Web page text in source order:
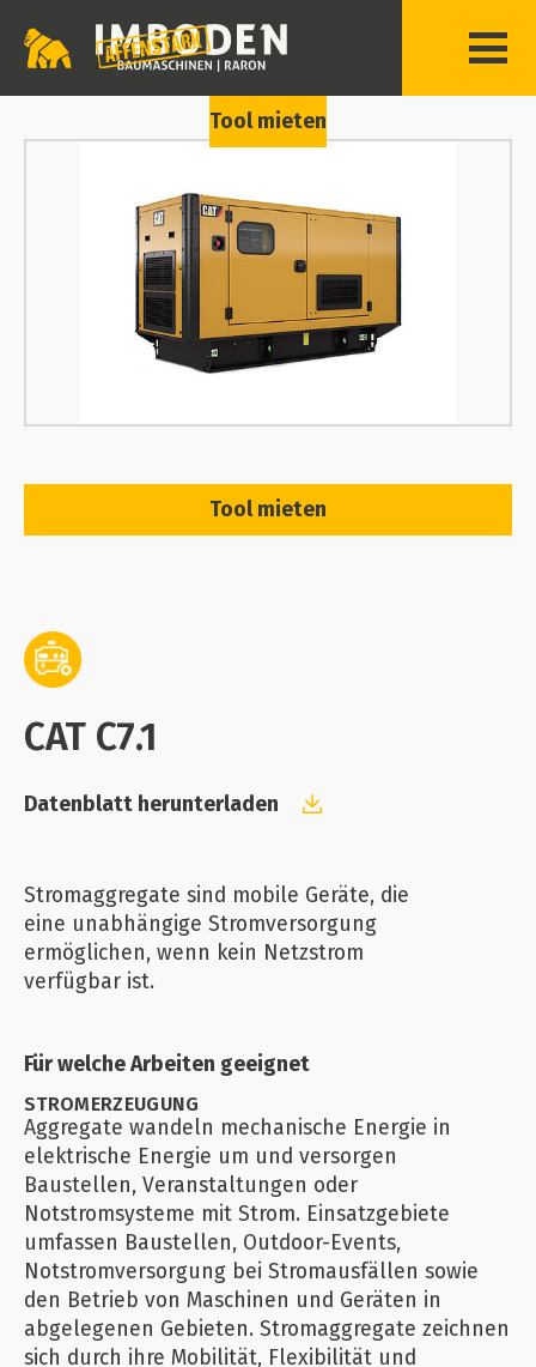
Tool mieten
CAT C7.1
Datenblatt herunterladen
Stromaggregate sind mobile Geräte, die
eine unabhängige Stromversorgung
ermöglichen, wenn kein Netzstrom
verfügbar ist.
Für welche Arbeiten geeignet
STROMERZEUGUNG
Aggregate wandeln mechanische Energie in
elektrische Energie um und versorgen
Baustellen, Veranstaltungen oder
Notstromsysteme mit Strom. Einsatzgebiete
umfassen Baustellen, Outdoor-Events,
Notstromversorgung bei Stromausfällen sowie
den Betrieb von Maschinen und Geräten in
abgelegenen Gebieten. Stromaggregate zeichnen
sich durch ihre Mobilität, Flexibilität und
Tool mieten